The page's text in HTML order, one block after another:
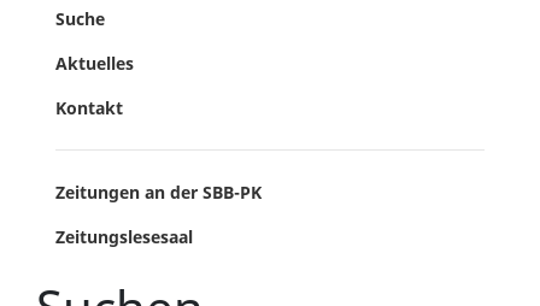
Suche
Aktuelles
Kontakt
Zeitungen an der SBB-PK
Zeitungslesesaal